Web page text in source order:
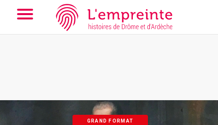
Array ( [slug] => parcoursd [slugex] => le-quartier-latour-
maubourg--l-homme-derriere-le-nom [pagep] => 1 )
new slick-theme.css if you want the default styling
GRAND FORMAT